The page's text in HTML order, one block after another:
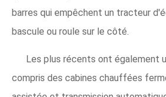
barres qui empêchent un tracteur
bascule ou roule sur le côté.
Les plus récents ont également
compris des cabines chauffées